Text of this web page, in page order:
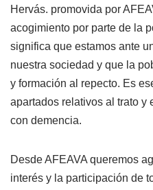
Hervás. promovida por
acogimiento por parte de la
significa que estamos ante
nuestra sociedad y que la
y formación al repecto. Es
apartados relativos al trato y
con demencia.
Desde AFEAVA queremos
interés y la participación de